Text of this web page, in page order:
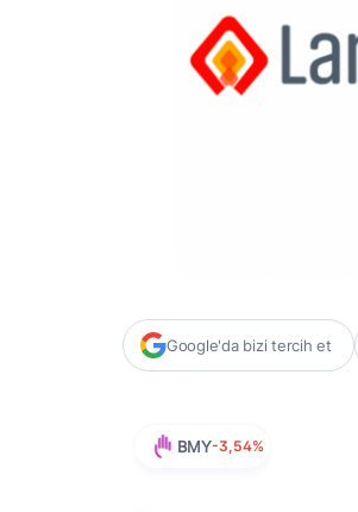
Google'da bizi tercih et
BMY-3,54%